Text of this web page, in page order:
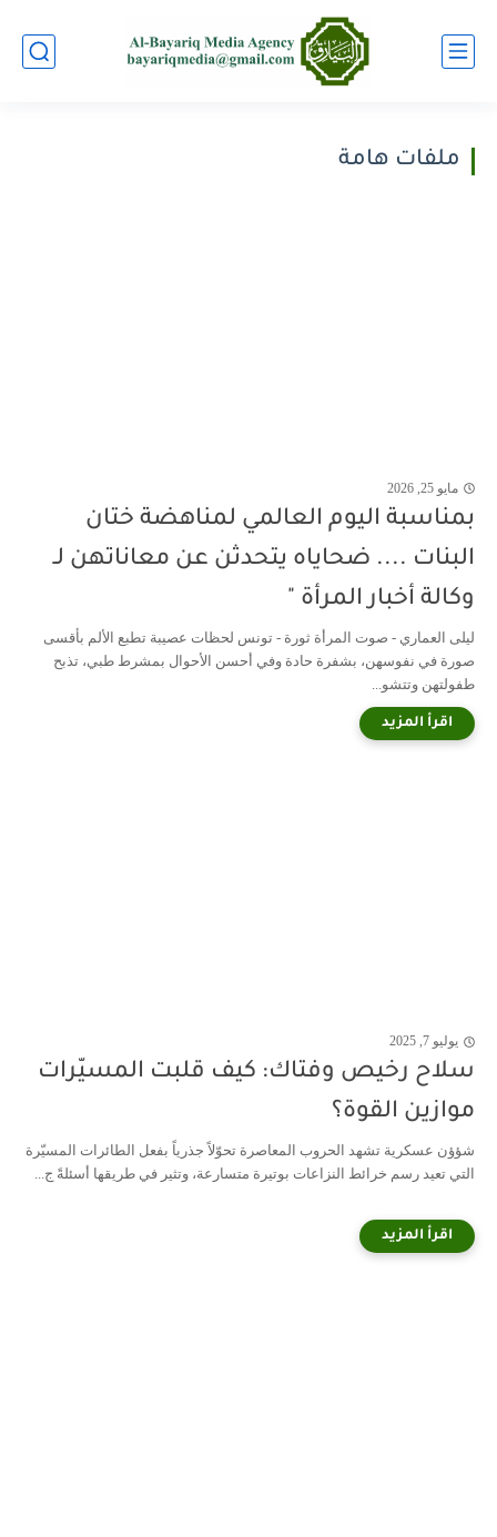
ملفات هامة
مايو 25, 2026
بمناسبة اليوم العالمي لمناهضة ختان
البنات .... ضحاياه يتحدثن عن معاناتهن لـ
وكالة أخبار المرأة "
ليلى العماري - صوت المرأة ثورة - تونس لحظات عصيبة تطبع الألم بأقسى
صورة في نفوسهن، بشفرة حادة وفي أحسن الأحوال بمشرط طبي، تذبح
طفولتهن وتتشو...
يوليو 7, 2025
سلاح رخيص وفتاك: كيف قلبت المسيّرات
موازين القوة؟
شؤؤن عسكرية تشهد الحروب المعاصرة تحوّلاً جذرياً بفعل الطائرات المسيّرة
التي تعيد رسم خرائط النزاعات بوتيرة متسارعة، وتثير في طريقها أسئلةً ج...